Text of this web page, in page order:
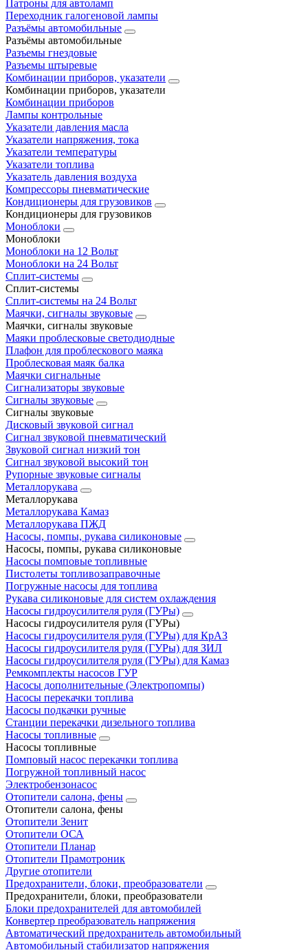
Патроны для автоламп
Переходник галогеновой лампы
Разъёмы автомобильные
Разъёмы автомобильные
Разъемы гнездовые
Разъемы штыревые
Комбинации приборов, указатели
Комбинации приборов, указатели
Комбинации приборов
Лампы контрольные
Указатели давления масла
Указатели напряжения, тока
Указатели температуры
Указатели топлива
Указатель давления воздуха
Компрессоры пневматические
Кондиционеры для грузовиков
Кондиционеры для грузовиков
Моноблоки
Моноблоки
Моноблоки на 12 Вольт
Моноблоки на 24 Вольт
Сплит-системы
Сплит-системы
Сплит‑системы на 24 Вольт
Маячки, сигналы звуковые
Маячки, сигналы звуковые
Маяки проблесковые светодиодные
Плафон для проблескового маяка
Проблесковая маяк балка
Маячки сигнальные
Сигнализаторы звуковые
Сигналы звуковые
Сигналы звуковые
Дисковый звуковой сигнал
Сигнал звуковой пневматический
Звуковой сигнал низкий тон
Сигнал звуковой высокий тон
Рупорные звуковые сигналы
Металлорукава
Металлорукава
Металлорукава Камаз
Металлорукава ПЖД
Насосы, помпы, рукава силиконовые
Насосы, помпы, рукава силиконовые
Насосы помповые топливные
Пистолеты топливозаправочные
Погружные насосы для топлива
Рукава силиконовые для систем охлаждения
Насосы гидроусилителя руля (ГУРы)
Насосы гидроусилителя руля (ГУРы)
Насосы гидроусилителя руля (ГУРы) для КрАЗ
Насосы гидроусилителя руля (ГУРы) для ЗИЛ
Насосы гидроусилителя руля (ГУРы) для Камаз
Ремкомплекты насосов ГУР
Насосы дополнительные (Электропомпы)
Насосы перекачки топлива
Насосы подкачки ручные
Станции перекачки дизельного топлива
Насосы топливные
Насосы топливные
Помповый насос перекачки топлива
Погружной топливный насос
Электробензонасос
Отопители салона, фены
Отопители салона, фены
Отопители Зенит
Отопители ОСА
Отопители Планар
Отопители Прамотроник
Другие отопители
Предохранители, блоки, преобразователи
Предохранители, блоки, преобразователи
Блоки предохранителей для автомобилей
Конвертер преобразователь напряжения
Автоматический предохранитель автомобильный
Автомобильный стабилизатор напряжения